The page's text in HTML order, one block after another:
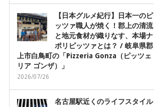
【日本グルメ紀行】日本一のピ
ッツァ職人が焼く！郡上の清流
と地元食材が織りなす、本場ナ
ポリピッツァとは？ / 岐阜県郡
上市白鳥町の「Pizzeria Gonza（ピッツェ
リア ゴンザ）」
2026/07/26
名古屋駅近くのライフスタイル